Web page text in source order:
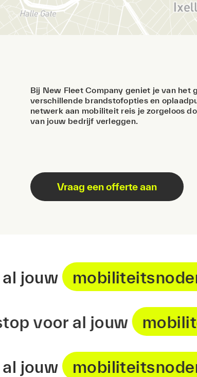
Bij New Fleet Company geniet je van het
verschillende brandstofopties en
netwerk aan mobiliteit reis je zorgeloos
van jouw bedrijf verleggen.
Vraag een offerte aan
al jouw
voor al jouw
al jouw